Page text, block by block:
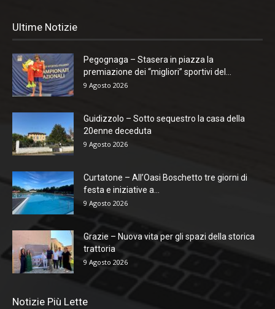
Ultime Notizie
Pegognaga – Stasera in piazza la
premiazione dei “migliori” sportivi del...
9 Agosto 2026
Guidizzolo – Sotto sequestro la casa della
20enne deceduta
9 Agosto 2026
Curtatone – All’Oasi Boschetto tre giorni di
festa e iniziative a...
9 Agosto 2026
Grazie – Nuova vita per gli spazi della storica
trattoria
9 Agosto 2026
Notizie Più Lette